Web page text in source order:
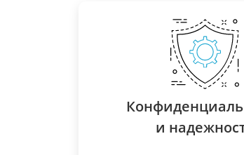
и